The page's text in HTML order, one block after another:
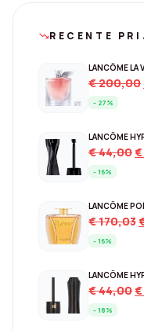
trending_downRECENTE
€200,00
- 27%
€44,00€
- 16%
LANCÔME
€170,03
- 16%
LANCÔME
€44,00€
- 18%